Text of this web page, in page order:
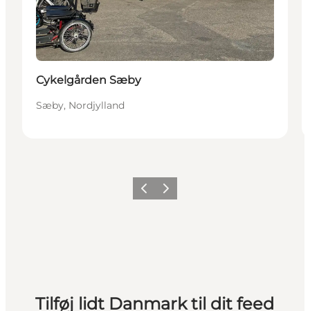
Cykelgården Sæby
Sæby, Nordjylland
ForrigeNæste
Tilføj lidt Danmark til dit feed